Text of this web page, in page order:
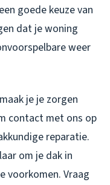
goede keuze van
dat je woning
weer
je je zorgen
contact met ons op
reparatie.
om je dak in
voorkomen. Vraag